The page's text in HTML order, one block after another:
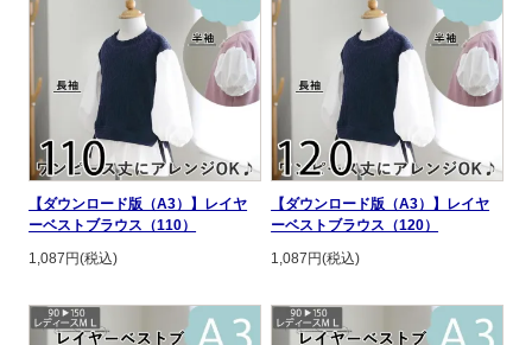
【ダウンロード版（A3）】レイヤ
ーベストブラウス（110）
1,087円(税込)
【ダウンロード版（A3）】レイヤ
ーベストブラウス（120）
1,087円(税込)